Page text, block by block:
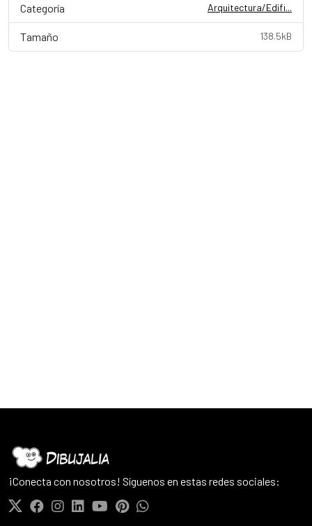
Categoría Arquitectura/Edifi...
Tamaño 138.5kB
¡Conecta con nosotros! Síguenos en estas redes sociales: